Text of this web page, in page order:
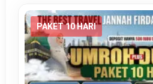
PAKET 10 HARI